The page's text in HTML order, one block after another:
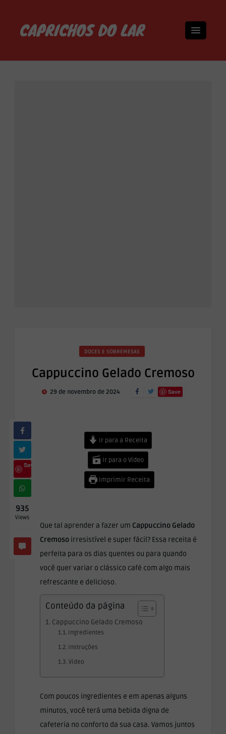
DOCES E SOBREMESAS
Cappuccino Gelado Cremoso
29 de novembro de 2024 Save
Save
935
Views
Ir para a Receita
Ir para o Vídeo
Imprimir Receita
Que tal aprender a fazer um Cappuccino Gelado
Cremoso irresistível e super fácil? Essa receita é
perfeita para os dias quentes ou para quando
você quer variar o clássico café com algo mais
refrescante e delicioso.
Conteúdo da página
Cappuccino Gelado Cremoso
Ingredientes
Instruções
Vídeo
Com poucos ingredientes e em apenas alguns
minutos, você terá uma bebida digna de
cafeteria no conforto da sua casa. Vamos juntos